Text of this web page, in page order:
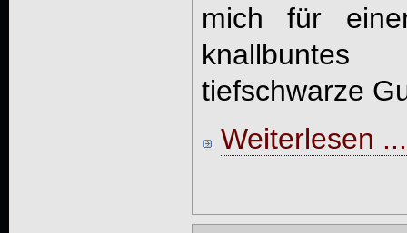
mich für
tiefschwarze
Weiterlesen ...